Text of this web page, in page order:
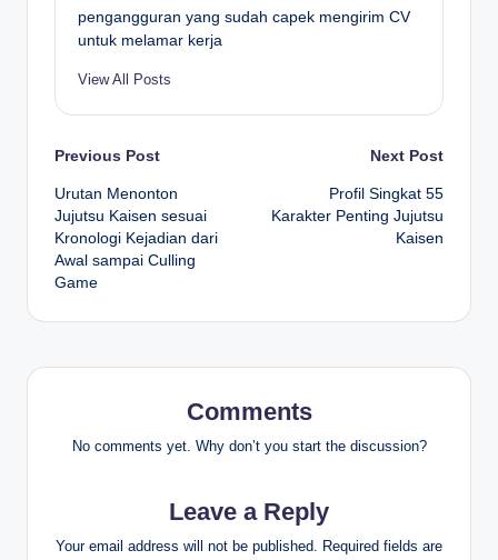
pengangguran yang sudah capek mengirim CV
untuk melamar kerja
View All Posts
Post
navigation
Previous Post
Urutan Menonton
Jujutsu Kaisen sesuai
Kronologi Kejadian dari
Awal sampai Culling
Game
Next Post
Profil Singkat 55
Karakter Penting Jujutsu
Kaisen
Comments
No comments yet. Why don’t you start the discussion?
Leave a Reply
Your email address will not be published. Required fields are